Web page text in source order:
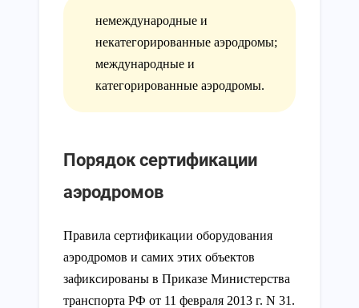
немеждународные и
некатегорированные аэродромы;
международные и
категорированные аэродромы.
Порядок сертификации
аэродромов
Правила сертификации оборудования
аэродромов и самих этих объектов
зафиксированы в Приказе Министерства
транспорта РФ от 11 февраля 2013 г. N 31.